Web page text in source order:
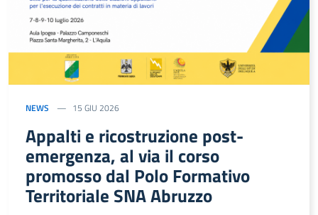
NEWS 15 GIU 2026
Appalti e ricostruzione post-
emergenza, al via il corso
promosso dal Polo Formativo
Territoriale SNA Abruzzo